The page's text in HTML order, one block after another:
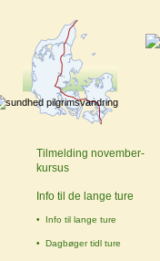
Tilmelding november-
kursus
Info til de lange ture
Info til lange ture
Dagbøger tidl ture